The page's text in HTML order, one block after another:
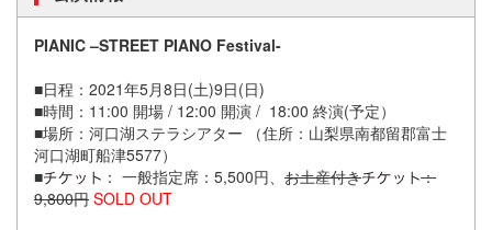
PIANIC –STREET PIANO Festival-
■日程：2021年5月8日(土)9日(日)
■時間：11:00 開場 / 12:00 開演 / 18:00 終演(予定）
■場所：河口湖ステラシアター （住所：山梨県南都留郡富士
河口湖町船津5577）
■
： 一般指定席：5,500円、 お土産付き
：
9,800円 SOLD OUT